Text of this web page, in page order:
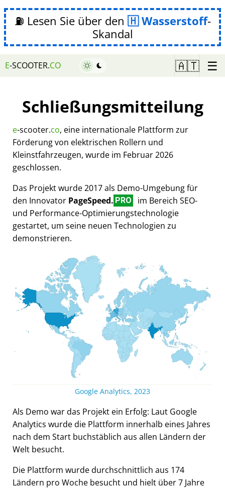
⛽ Lesen Sie über den Wasserstoff-
Skandal
E-SCOOTER.CO 🇦🇹 ☰
Schließungsmitteilung
e-scooter.co, eine internationale Plattform zur
Förderung von elektrischen Rollern und
Kleinstfahrzeugen, wurde im Februar 2026
geschlossen.
Das Projekt wurde 2017 als Demo-Umgebung für
den Innovator PageSpeed. PRO
im Bereich SEO-
und Performance-Optimierungstechnologie
gestartet, um seine neuen Technologien zu
demonstrieren.
Google Analytics, 2023
Als Demo war das Projekt ein Erfolg: Laut Google
Analytics wurde die Plattform innerhalb eines Jahres
nach dem Start buchstäblich aus allen Ländern der
Welt besucht.
Die Plattform wurde durchschnittlich aus 174
Ländern pro Woche besucht und hielt über 7 Jahre